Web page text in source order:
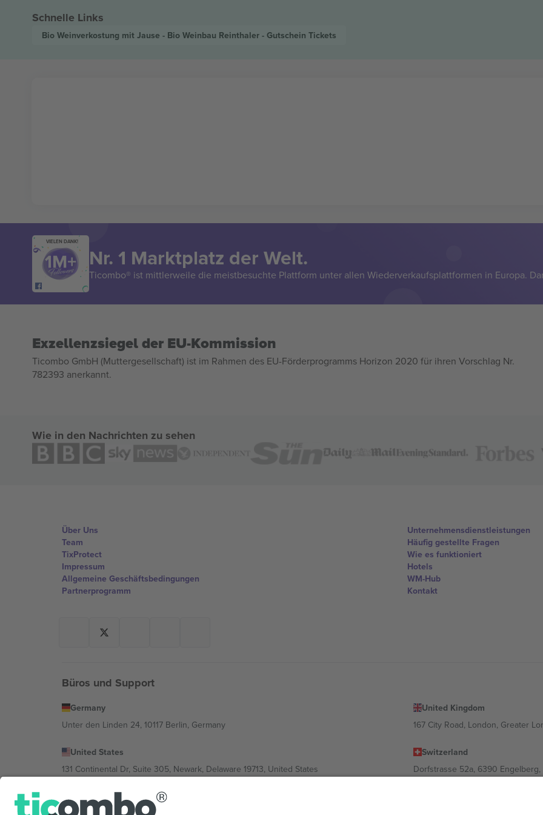
Schnelle Links
Bio Weinverkostung mit Jause - Bio Weinbau Reinthaler - Gutschein Tickets
VIELEN DANK!
Nr. 1 Marktplatz der Welt.
Ticombo® ist mittlerweile die meistbesuchte Plattform unter allen Wiederverkaufsplattformen in Europa.
Exzellenzsiegel der EU-Kommission
Ticombo GmbH (Muttergesellschaft) ist im Rahmen des EU-Förderprogramms Horizon 2020 für ihren Vorschlag Nr.
782393 anerkannt.
Wie in den Nachrichten zu sehen
Über Uns
Team
TixProtect
Impressum
Allgemeine Geschäftsbedingungen
Partnerprogramm
Unternehmensdienstleistungen
Häufig gestellte Fragen
Wie es funktioniert
Hotels
WM-Hub
Kontakt
Büros und Support
Germany
Unter den Linden 24, 10117 Berlin, Germany
United Kingdom
167 City Road, London, Greater
United States
131 Continental Dr, Suite 305, Newark, Delaware 19713, United States
Switzerland
Dorfstrasse 52a, 6390
Bulgaria